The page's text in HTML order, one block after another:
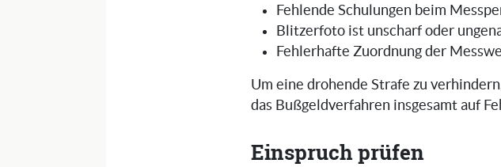
Fehlende Schulungen beim
Blitzerfoto ist unscharf oder
Fehlerhafte Zuordnung der
Um eine drohende Strafe zu
das Bußgeldverfahren insgesamt auf
Einspruch prüfen